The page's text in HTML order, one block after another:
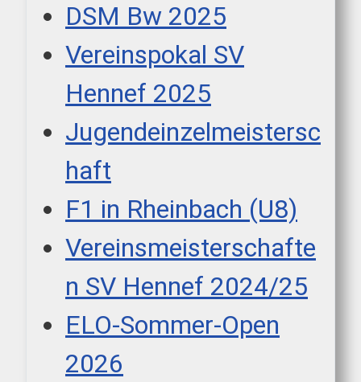
DSM Bw 2025
Vereinspokal SV
Hennef 2025
Jugendeinzelmeistersc
haft
F1 in Rheinbach (U8)
Vereinsmeisterschafte
n SV Hennef 2024/25
ELO-Sommer-Open
2026